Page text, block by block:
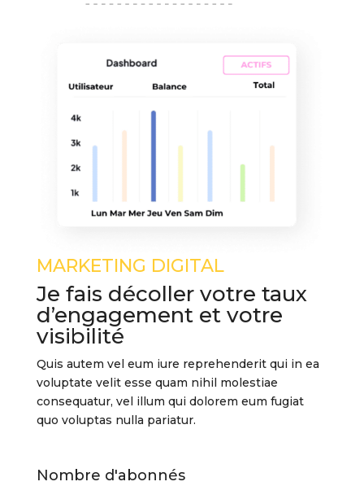
MARKETING DIGITAL
Je fais décoller votre taux
d’engagement et votre
visibilité
Quis autem vel eum iure reprehenderit qui in ea
voluptate velit esse quam nihil molestiae
consequatur, vel illum qui dolorem eum fugiat
quo voluptas nulla pariatur.
Nombre d'abonnés